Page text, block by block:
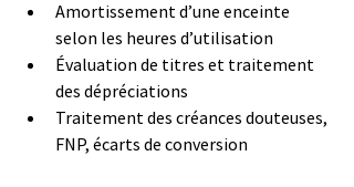
Amortissement d’une enceinte
selon les heures d’utilisation
Évaluation de titres et traitement
des dépréciations
Traitement des créances douteuses,
FNP, écarts de conversion